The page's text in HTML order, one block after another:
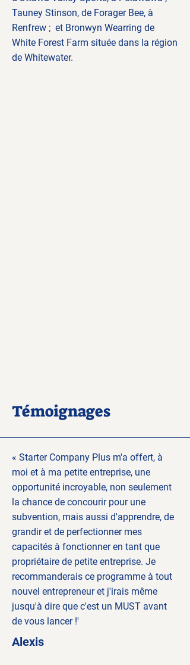
Tauney Stinson, de Forager Bee, à
Renfrew ; et Bronwyn Wearring de
White Forest Farm située dans la région
de Whitewater.
Témoignages
« Starter Company Plus m'a offert, à
moi et à ma petite entreprise, une
opportunité incroyable, non seulement
la chance de concourir pour une
subvention, mais aussi d'apprendre, de
grandir et de perfectionner mes
capacités à fonctionner en tant que
propriétaire de petite entreprise. Je
recommanderais ce programme à tout
nouvel entrepreneur et j'irais même
jusqu'à dire que c'est un MUST avant
de vous lancer !'
Alexis